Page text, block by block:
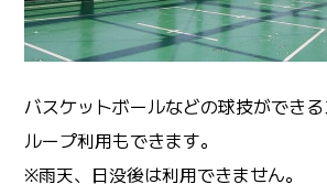
バスケットボールなどの球技ができ
ループ利用もできます。
※雨天、日没後は利用できません。